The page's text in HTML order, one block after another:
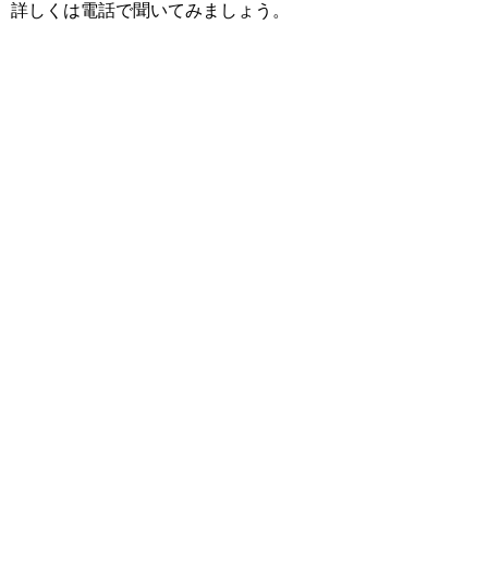
詳しくは電話で聞いてみましょう。